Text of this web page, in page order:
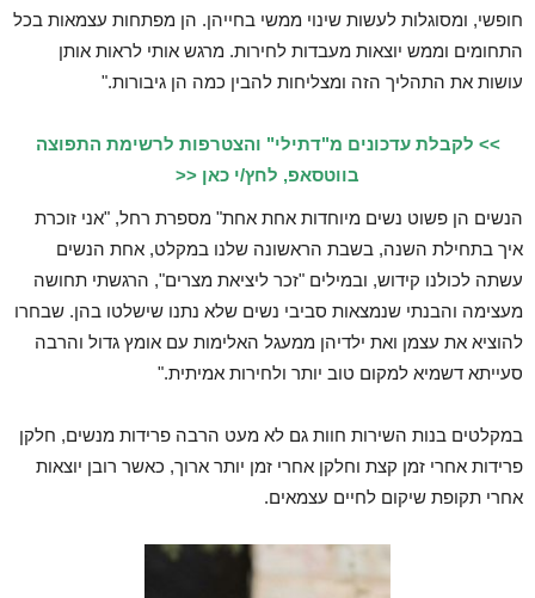
חופשי, ומסוגלות לעשות שינוי ממשי בחייהן. הן מפתחות עצמאות בכל
התחומים וממש יוצאות מעבדות לחירות. מרגש אותי לראות אותן
עושות את התהליך הזה ומצליחות להבין כמה הן גיבורות."
>> לקבלת עדכונים מ"דתילי" והצטרפות לרשימת התפוצה
בווטסאפ, לחץ/י כאן <<
הנשים הן פשוט נשים מיוחדות אחת אחת" מספרת רחל, "אני זוכרת
איך בתחילת השנה, בשבת הראשונה שלנו במקלט, אחת הנשים
עשתה לכולנו קידוש, ובמילים "זכר ליציאת מצרים", הרגשתי תחושה
מעצימה והבנתי שנמצאות סביבי נשים שלא נתנו שישלטו בהן. שבחרו
להוציא את עצמן ואת ילדיהן ממעגל האלימות עם אומץ גדול והרבה
סעייתא דשמיא למקום טוב יותר ולחירות אמיתית."
במקלטים בנות השירות חוות גם לא מעט הרבה פרידות מנשים, חלקן
פרידות אחרי זמן קצת וחלקן אחרי זמן יותר ארוך, כאשר רובן יוצאות
אחרי תקופת שיקום לחיים עצמאים.